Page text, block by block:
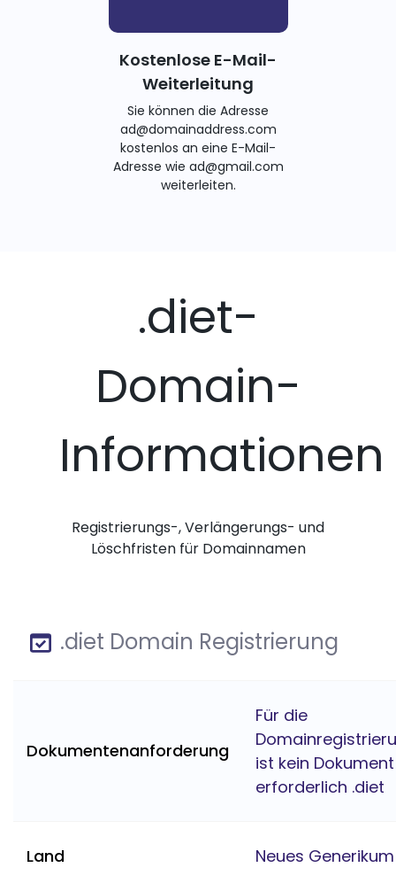
Kostenlose E-Mail-
Weiterleitung
Sie können die Adresse
ad@domainaddress.com
kostenlos an eine E-Mail-
Adresse wie ad@gmail.com
weiterleiten.
.diet-
Domain-
Informationen
Registrierungs-, Verlängerungs- und
Löschfristen für Domainnamen
.diet Domain Registrierung
Dokumentenanforderung
Für die
ist kein Dokument
erforderlich .diet
Land Neues Generikum